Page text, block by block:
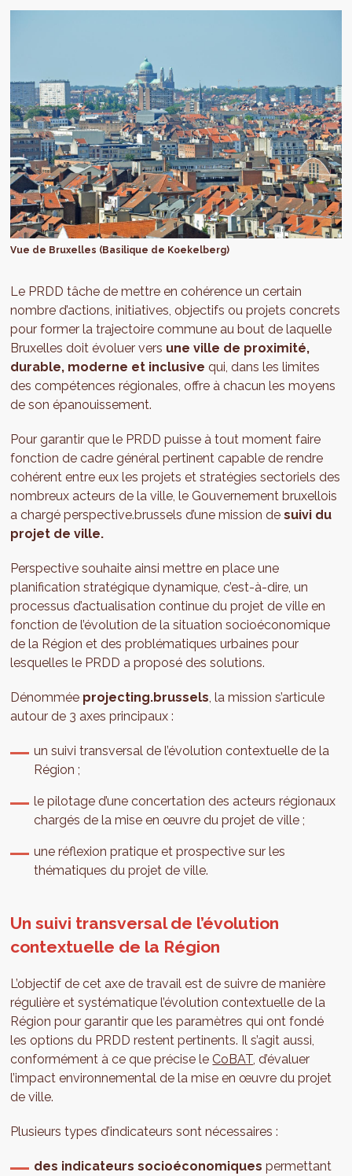
Vue de Bruxelles (Basilique de Koekelberg)
Le PRDD tâche de mettre en cohérence un certain
nombre d’actions, initiatives, objectifs ou projets concrets
pour former la trajectoire commune au bout de laquelle
Bruxelles doit évoluer vers une ville de proximité,
durable, moderne et inclusive qui, dans les limites
des compétences régionales, offre à chacun les moyens
de son épanouissement.
Pour garantir que le PRDD puisse à tout moment faire
fonction de cadre général pertinent capable de rendre
cohérent entre eux les projets et stratégies sectoriels des
nombreux acteurs de la ville, le Gouvernement bruxellois
a chargé perspective.brussels d’une mission desuivi du
projet de ville.
Perspective souhaite ainsi mettre en place une
planification stratégique dynamique, c’est-à-dire, un
processus d’actualisation continue du projet de ville en
fonction de l’évolution de la situation socioéconomique
de la Région et des problématiques urbaines pour
lesquelles le PRDD a proposé des solutions.
Dénommée projecting.brussels , la mission s’articule
autour de 3 axes principaux :
un suivi transversal de l’évolution contextuelle de la
Région ;
le pilotage d’une concertation des acteurs régionaux
chargés de la mise en œuvre du projet de ville ;
une réflexion pratique et prospective sur les
thématiques du projet de ville.
Un suivi transversal de l’évolution
contextuelle de la Région
L’objectif de cet axe de travail est de suivre de manière
régulière et systématique l’évolution contextuelle de la
Région pour garantir que les paramètres qui ont fondé
les options du PRDD restent pertinents. Il s’agit aussi,
conformément à ce que précise leCoBAT , d’évaluer
l’impact environnemental de la mise en œuvre du projet
de ville.
Plusieurs types d’indicateurs sont nécessaires :
des indicateurs socioéconomiques permettant